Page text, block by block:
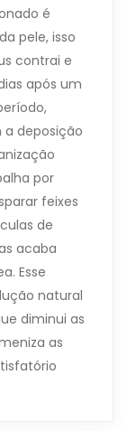
é
pele, isso
contrai e
após um
deposição
por
feixes
de
acaba
Esse
natural
diminui as
as